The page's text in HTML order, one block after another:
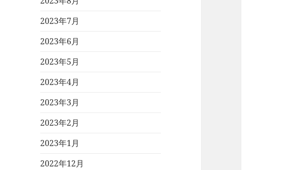
2023年7月
2023年6月
2023年5月
2023年4月
2023年3月
2023年2月
2023年1月
2022年12月